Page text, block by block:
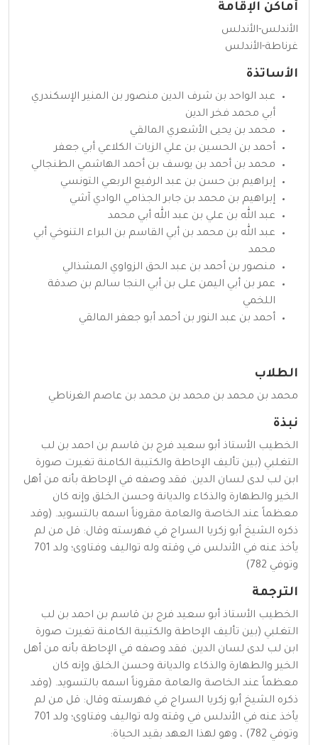
أماكن الإقامة
الأندلس-الأندلس
غرناطة-الأندلس
الأساتذة
عبد الواحد بن شرف الدين منصور بن المنير الإسكندري
أبي محمد فخر الدين
محمد بن يحيى الأشعري المالقي
أحمد بن الحسين بن علي الزيات الكلاعي أبي جعفر
محمد بن أحمد بن يوسف بن أحمد الهاشمي الطنجالي
إبراهيم بن حسن بن عبد الرفيع الربعي التونسي
إبراهيم بن محمد بن جابر الجذامي الوادي آشي
عبد الله بن علي بن عبد الله أبي محمد
عبد الله بن محمد بن أبي القاسم بن البراء التنوخي أبي
محمد
منصور بن أحمد بن عبد الحق الزواوي المشذالي
عمر بن أبي اليمن على بن أبي النجا سالم بن صدقة
اللخمي
أحمد بن عبد النور بن أحمد أبو جعفر المالقي
الطلاب
محمد بن محمد بن محمد بن محمد بن عاصم الغرناطي
نبذة
الخطيب الأستاذ أبو سعيد فرج بن قاسم بن احمد بن لب
التغلبي (بين تأليف الإحاطة والكتيبة الكامنة تغيرت صورة
ابن لب لدى لسان الدين. فقد وصفه في الإحاطة بأنه من أهل
الخير والطهارة والذكاء والديانة وحسن الخلق وإنه كان
معظماً عند الخاصة والعامة مقروناً اسمه بالتسويد. (وقد
ذكره الشيخ أبو زكريا السراج في فهرسته وقال: قل من لم
يأخذ عنه في الأندلس في وقته وله تواليف وفتاوى؛ ولد 701
وتوفي 782)
الترجمة
الخطيب الأستاذ أبو سعيد فرج بن قاسم بن احمد بن لب
التغلبي (بين تأليف الإحاطة والكتيبة الكامنة تغيرت صورة
ابن لب لدى لسان الدين. فقد وصفه في الإحاطة بأنه من أهل
الخير والطهارة والذكاء والديانة وحسن الخلق وإنه كان
معظماً عند الخاصة والعامة مقروناً اسمه بالتسويد. (وقد
ذكره الشيخ أبو زكريا السراج في فهرسته وقال: قل من لم
يأخذ عنه في الأندلس في وقته وله تواليف وفتاوى؛ ولد 701
وتوفي 782) ، وهو لهذا العهد بقيد الحياة: